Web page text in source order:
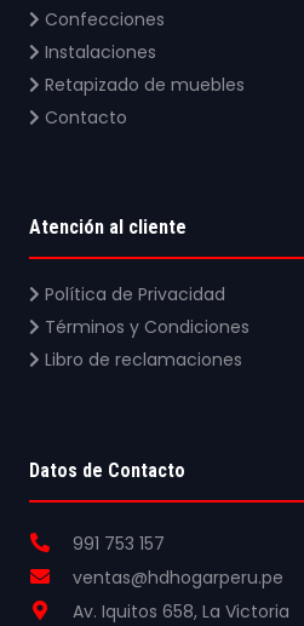
Confecciones
Instalaciones
Retapizado de muebles
Contacto
Atención al cliente
Política de Privacidad
Términos y Condiciones
Libro de reclamaciones
Datos de Contacto
991 753 157
ventas@hdhogarperu.pe
Av. Iquitos 658, La Victoria